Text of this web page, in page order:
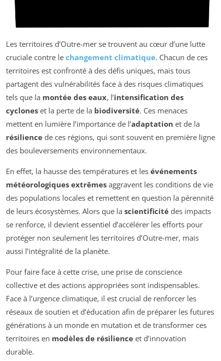
Les territoires d’Outre-mer se trouvent au cœur d’une lutte
cruciale contre le changement climatique. Chacun de ces
territoires est confronté à des défis uniques, mais tous
partagent des vulnérabilités face à des risques climatiques
tels que la montée des eaux, l’intensification des
cyclones et la perte de la biodiversité. Ces menaces
mettent en lumière l’importance de l’adaptation et de la
résilience de ces régions, qui sont souvent en première ligne
des bouleversements environnementaux.
En effet, la hausse des températures et les événements
météorologiques extrêmes aggravent les conditions de vie
des populations locales et remettent en question la pérennité
de leurs écosystèmes. Alors que la scientificité des impacts
se renforce, il devient essentiel d’accélérer les efforts pour
protéger non seulement les territoires d’Outre-mer, mais
aussi l’intégralité de la planète.
Pour faire face à cette crise, une prise de conscience
collective et des actions appropriées sont indispensables.
Face à l’urgence climatique, il est crucial de renforcer les
réseaux de soutien et d’éducation afin de préparer les futures
générations à un monde en mutation et de transformer ces
territoires en modèles de résilience et d’innovation
durable.